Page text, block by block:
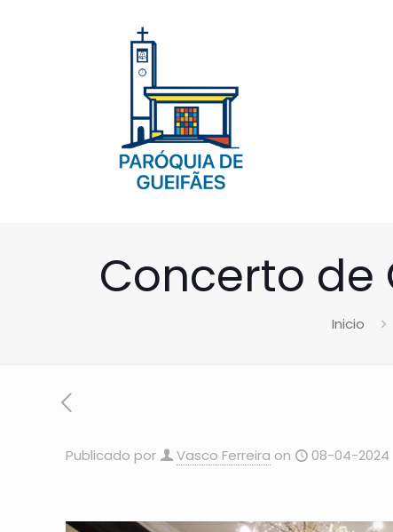
Concerto de
Inicio
Publicado por Vasco Ferreira on 08-04-2024